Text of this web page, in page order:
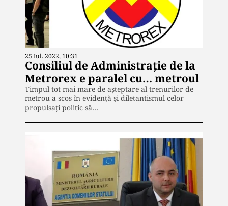
25 Iul. 2022, 10:31
Consiliul de Administrație de la
Metrorex e paralel cu… metroul
Timpul tot mai mare de așteptare al trenurilor de
metrou a scos în evidență și diletantismul celor
propulsați politic să…